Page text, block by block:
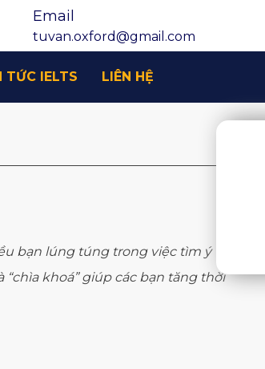
Email
tuvan.oxford@gmail.com
TỨC IELTS LIÊN HỆ
bạn lúng túng trong việc tìm ý
khoá” giúp các bạn tăng thời